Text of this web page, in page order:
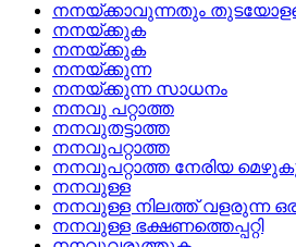
നനയ്‌ക്കാവുന്നതും
നനയ്‌ക്കുക
നനയ്ക്കുക
നനയ്‌ക്കുന്ന
നനയ്ക്കുന്ന സാധനം
നനവു പറ്റാത്ത
നനവുതട്ടാത്ത
നനവുപറ്റാത്ത
നനവുപറ്റാത്ത നേരിയ
നനവുള്ള
നനവുള്ള നിലത്ത്‌ വളരുന്ന
നനവുള്ള ഭക്ഷണത്തെപ്പറ്റി